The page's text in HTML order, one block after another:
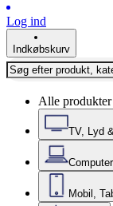
Log ind
Indkøbskurv
Alle produkter
TV, Lyd
Mobil,